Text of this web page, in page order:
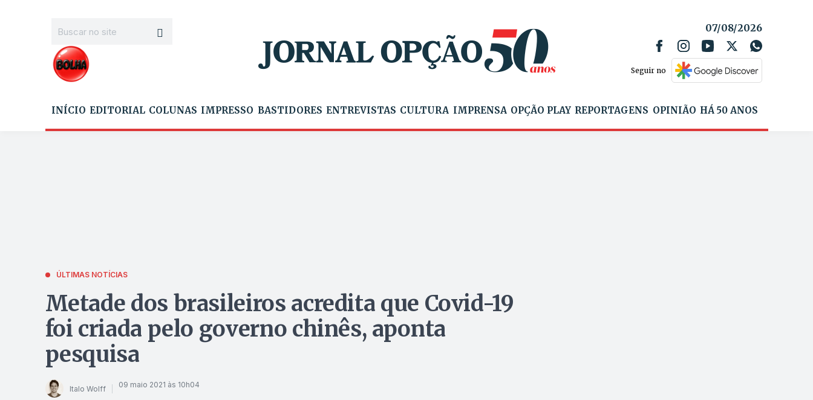
07/08/2026
Seguir no
INÍCIO EDITORIAL COLUNAS IMPRESSO BASTIDORES ENTREVISTAS CULTURA IMPRENSA OPÇÃO PLAY REPORTAGENS OPINIÃO HÁ 50 ANOS
ÚLTIMAS NOTÍCIAS
Metade dos brasileiros acredita que Covid-19
foi criada pelo governo chinês, aponta
pesquisa
Italo Wolff 09 maio 2021 às 10h04